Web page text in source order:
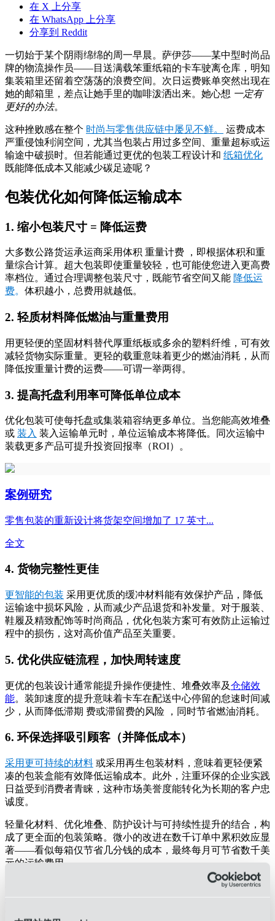
在 X 上分享
在 WhatsApp 上分享
分享到 Reddit
一切始于某个阴雨绵绵的周一早晨。萨伊莎——某中型时尚品
牌的物流操作员——目送满载笨重纸箱的卡车驶离仓库，明知
集装箱里还留着空荡荡的浪费空间。次日运费账单突然出现在
她的邮箱里，差点让她手里的咖啡泼洒出来。她心想 一定有
更好的办法。
这种挫败感在整个 时尚与零售供应链中屡见不鲜。
运费成本
严重侵蚀利润空间，尤其当包装占用过多空间、重量超标或运
输途中破损时。但若能通过更优的包装工程设计和 纸箱优化
既能降低成本又能减少碳足迹呢？
包装优化如何降低运输成本
1. 缩小包装尺寸 = 降低运费
大多数公路货运承运商采用体积 重量计费
，即根据体积和重
量综合计算。超大包装即使重量较轻，也可能使您进入更高费
率档位。通过合理调整包装尺寸，既能节省空间又能 降低运
费。 体积越小，总费用就越低。
2. 轻质材料降低燃油与重量费用
用更轻便的坚固材料替代厚重纸板或多余的塑料纤维，可有效
减轻货物实际重量。更轻的载重意味着更少的燃油消耗，从而
降低按重量计费的运费——可谓一举两得。
3. 提高托盘利用率可降低单位成本
优化包装可使每托盘或集装箱容纳更多单位。当您能高效堆叠
或 装入 装入运输单元时，单位运输成本将降低。同次运输中
装载更多产品可提升投资回报率（ROI）。
案例研究
零售包装的重新设计将货架空间增加了 17 英寸...
全文
4. 货物完整性更佳
更智能的包装 采用更优质的缓冲材料能有效保护产品，降低
运输途中损坏风险，从而减少产品退货和补发量。对于服装、
鞋履及精致配饰等时尚商品，优化包装方案可有效防止运输过
程中的损伤，这对高价值产品至关重要。
5. 优化供应链流程，加快周转速度
更优的包装设计通常能提升操作便捷性、堆叠效率及仓储效
能。装卸速度的提升意味着卡车在配送中心停留的怠速时间减
少，从而降低滞期 费或滞留费的风险 ，同时节省燃油消耗。
6. 环保选择吸引顾客（并降低成本）
采用更可持续的材料 或采用再生包装材料，意味着更轻便紧
凑的包装盒能有效降低运输成本。此外，注重环保的企业实践
日益受到消费者青睐，这种市场美誉度能转化为长期的客户忠
诚度。
轻量化材料、优化堆叠、防护设计与可持续性提升的结合，构
成了更全面的包装策略。微小的改进在数千订单中累积效应显
著——看似每箱仅节省几分钱的成本，最终每月可节省数千美
元的运输费用。
正因如此 因此我们
提供端到端的供应链管理解决方案